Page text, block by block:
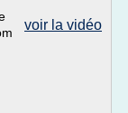
voir la vidéo